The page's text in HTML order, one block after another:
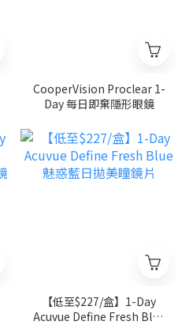
CooperVision Proclear 1-
Day 每日即棄隱形眼鏡
【低至$227/盒】1-Day
Acuvue Define Fresh Blue